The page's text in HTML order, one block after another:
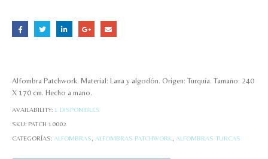
Alfombra Patchwork. Material: Lana y algodón. Origen: Turquía. Tamaño: 240
X 170 cm. Hecho a mano.
AVAILABILITY: 1 DISPONIBLES
SKU: PATCH 10002
CATEGORÍAS: ALFOMBRAS ALFOMBRAS PATCHWORK ALFOMBRAS TURCAS